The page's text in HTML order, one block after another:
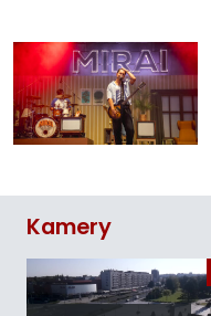
Kamery